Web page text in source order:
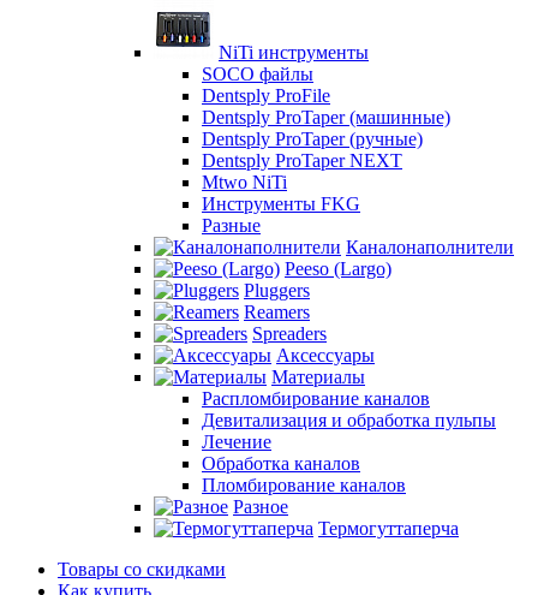
NiTi инструменты
SOCO файлы
Dentsply ProFile
Dentsply ProTaper (машинные)
Dentsply ProTaper (ручные)
Dentsply ProTaper NEXT
Mtwo NiTi
Инструменты FKG
Разные
Каналонаполнители
Peeso (Largo)
Pluggers
Reamers
Spreaders
Аксессуары
Материалы
Распломбирование каналов
Девитализация и обработка пульпы
Лечение
Обработка каналов
Пломбирование каналов
Разное
Термогуттаперча
Товары со скидками
Как купить